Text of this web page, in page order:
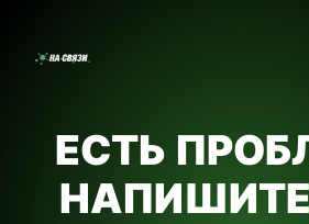
содержимому
ЕСТЬ